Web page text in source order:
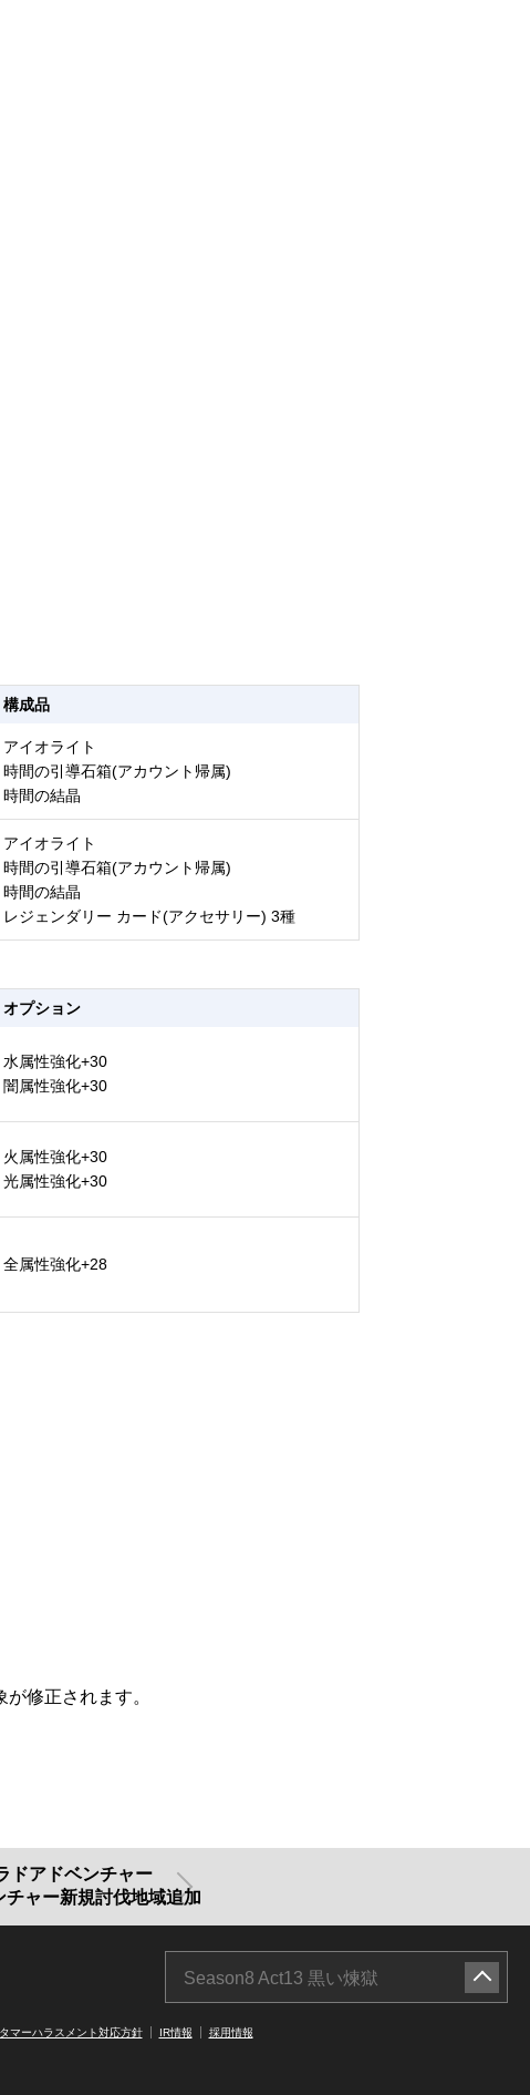
構成品
アイオライト
時間の引導石箱(アカウント帰属)
時間の結晶
アイオライト
時間の引導石箱(アカウント帰属)
時間の結晶
レジェンダリー カード(アクセサリー) 3種
オプション
水属性強化+30
闇属性強化+30
火属性強化+30
光属性強化+30
全属性強化+28
修正されます。
ドアドベンチャー
チャー新規討伐地域追加
Season8 Act13 黒い煉獄
マーハラスメント対応方針 IR情報 採用情報